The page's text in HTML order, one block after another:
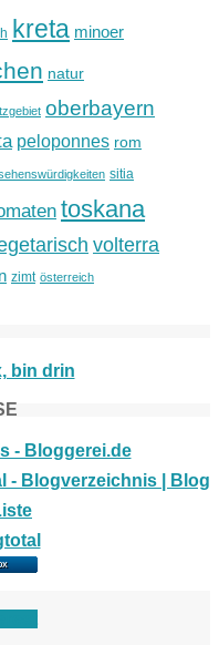
kreta minoer
natur
oberbayern
peloponnes rom
sitia
toskana
volterra
zimt österreich